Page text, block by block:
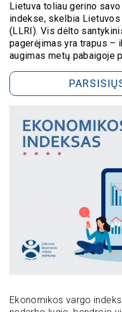
Lietuva toliau gerino
indekse, skelbia
(LLRI). Vis dėlto
pagerėjimas yra trapus
augimas metų pabaigoje
Ekonomikos vargo